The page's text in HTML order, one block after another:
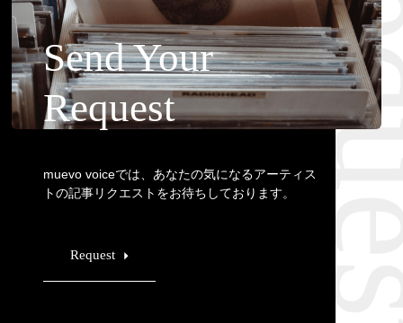
Send Your
Request
muevo voiceでは、あなたの気になるアーティス
トの記事リクエストをお待ちしております。
Request